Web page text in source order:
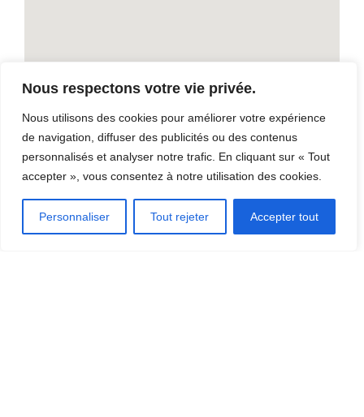
Nous respectons votre vie privée.
Nous utilisons des cookies pour améliorer votre expérience
de navigation, diffuser des publicités ou des contenus
personnalisés et analyser notre trafic. En cliquant sur « Tout
accepter », vous consentez à notre utilisation des cookies.
Personnaliser Tout rejeter Accepter tout
Marché public de Thetford
40 Rue du Passage, Thetford Mines, QC G6G 8B5
Contact: Marché public de Thetford